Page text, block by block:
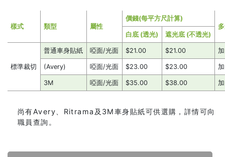
樣式 類型 屬性
價錢(每平方尺計算)
白底 (透光)
遮光底 (不透光)
標準裁切
普通車身貼紙 啞面/光面 $21.00 $21.00
(Avery) 啞面/光面 $23.00 $23.00
3M 啞面/光面 $35.00 $38.00
尚有Avery、Ritrama及3M車身貼紙可供選購，詳情可向
職員查詢。